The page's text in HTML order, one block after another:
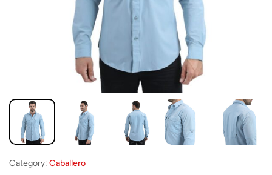
Category: Caballero